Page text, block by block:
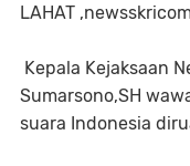
LAHAT
Kepala Kejaksaan
Sumarsono,SH
suara Indonesia